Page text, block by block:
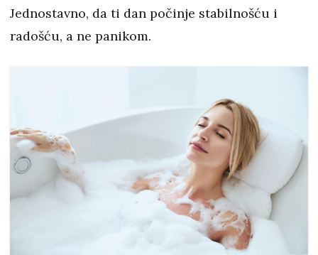
Jednostavno, da ti dan počinje stabilnošću i
radošću, a ne panikom.